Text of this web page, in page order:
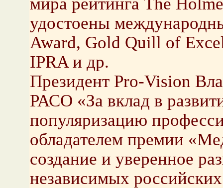
удостоены
Award, Gold Quill of
IPRA и др.
Президент Pro-Vision
РАСО «За вклад в
популяризацию
обладателем премии
создание и уверенное
независимых